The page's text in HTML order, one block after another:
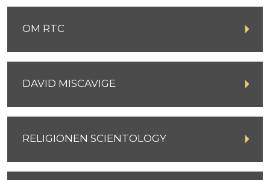
OM RTC
DAVID MISCAVIGE
RELIGIONEN SCIENTOLOGY